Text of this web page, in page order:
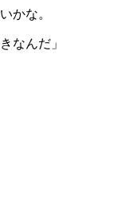
かな。
なんだ」